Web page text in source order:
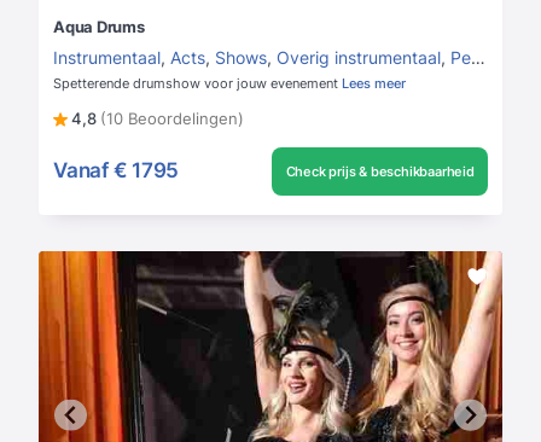
Aqua Drums
Instrumentaal, Acts, Shows, Overig instrumentaal, Percussionist
Spetterende drumshow voor jouw evenement Lees meer
4,8 (10 Beoordelingen)
Vanaf € 1795 Check prijs & beschikbaarheid